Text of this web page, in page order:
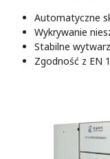
Automatyczne
Wykrywanie
Stabilne
Zgodność z EN